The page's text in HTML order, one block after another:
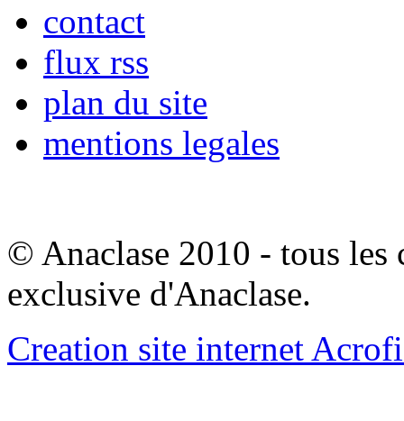
contact
flux rss
plan du site
mentions legales
© Anaclase 2010 - tous les
exclusive d'Anaclase.
Creation site internet